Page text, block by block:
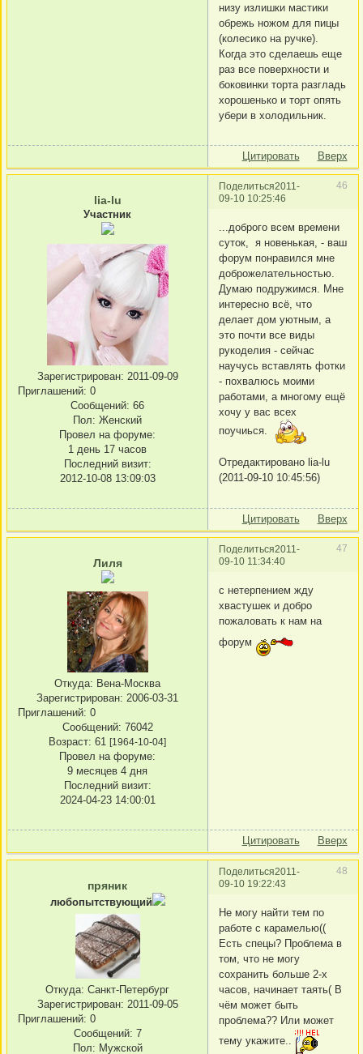
низу излишки мастики
обрежь ножом для пицы
(колесико на ручке).
Когда это сделаешь еще
раз все поверхности и
боковинки торта разгладь
хорошенько и торт опять
убери в холодильник.
Цитировать Вверх
Поделиться 46
2011-
09-10 10:25:46
lia-lu
Участник
Зарегистрирован: 2011-09-09
Приглашений: 0
Сообщений: 66
Пол: Женский
Провел на форуме:
1 день 17 часов
Последний визит:
2012-10-08 13:09:03
...доброго всем времени
суток, я новенькая, - ваш
форум понравился мне
доброжелательностью.
Думаю подружимся. Мне
интересно всё, что
делает дом уютным, а
это почти все виды
рукоделия - сейчас
научусь вставлять фотки
- похвалюсь моими
работами, а многому ещё
хочу у вас всех
поучиься.
Отредактировано lia-lu
(2011-09-10 10:45:56)
Цитировать Вверх
Поделиться 47
2011-
09-10 11:34:40
Лиля
Откуда: Вена-Москва
Зарегистрирован: 2006-03-31
Приглашений: 0
Сообщений: 76042
Возраст: 61 [1964-10-04]
Провел на форуме:
9 месяцев 4 дня
Последний визит:
2024-04-23 14:00:01
с нетерпением жду
хвастушек и добро
пожаловать к нам на
форум
Цитировать Вверх
Поделиться 48
2011-
09-10 19:22:43
пряник
любопытствующий
Откуда: Санкт-Петербург
Зарегистрирован: 2011-09-05
Приглашений: 0
Сообщений: 7
Пол: Мужской
Не могу найти тем по
работе с карамелью((
Есть спецы? Проблема в
том, что не могу
сохранить больше 2-х
часов, начинает таять( В
чём может быть
проблема?? Или может
тему укажите..